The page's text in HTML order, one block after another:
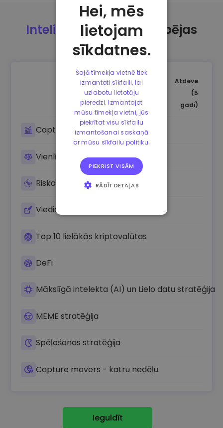
Inteliģentāportfeļa iespējas
Atdeve
(5
gadi)
Capture movers
Vienlīdz līdzsvarota kriptovalūta
Riskam pielāgots
Viedie līgumi
Top 10 lielākās kriptovalūtas
DeFi
Mākslīgā intelekta (AI) un Lielo datu stratēģija
MEME stratēģija
Spēļošanas stratēģija
Capture movers - katru nedēļu
Ieguldīt
Hei, mēs
lietojam
sīkdatnes.
Šajā tīmekļa vietnē tiek
izmantoti sīkfaili, lai
uzlabotu lietotāju
pieredzi. Izmantojot
mūsu tīmekļa vietni, jūs
piekrītat visu sīkfailu
izmantošanai saskaņā
ar mūsu sīkfailu politiku.
PIEKRIST VISĀM
RĀDĪT DETAĻAS